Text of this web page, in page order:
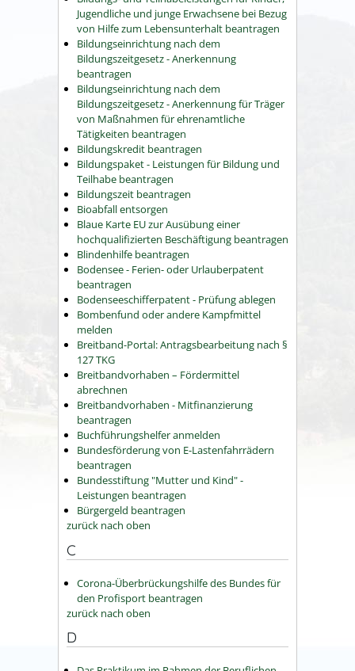
Jugendliche und junge Erwachsene bei Bezug
von Hilfe zum Lebensunterhalt beantragen
Bildungseinrichtung nach dem
Bildungszeitgesetz - Anerkennung
beantragen
Bildungseinrichtung nach dem
Bildungszeitgesetz - Anerkennung für Träger
von Maßnahmen für ehrenamtliche
Tätigkeiten beantragen
Bildungskredit beantragen
Bildungspaket - Leistungen für Bildung und
Teilhabe beantragen
Bildungszeit beantragen
Bioabfall entsorgen
Blaue Karte EU zur Ausübung einer
hochqualifizierten Beschäftigung beantragen
Blindenhilfe beantragen
Bodensee - Ferien- oder Urlauberpatent
beantragen
Bodenseeschifferpatent - Prüfung ablegen
Bombenfund oder andere Kampfmittel
melden
Breitband-Portal: Antragsbearbeitung nach §
127 TKG
Breitbandvorhaben – Fördermittel
abrechnen
Breitbandvorhaben - Mitfinanzierung
beantragen
Buchführungshelfer anmelden
Bundesförderung von E-Lastenfahrrädern
beantragen
Bundesstiftung "Mutter und Kind" -
Leistungen beantragen
Bürgergeld beantragen
zurück nach oben
C
Corona-Überbrückungshilfe des Bundes für
den Profisport beantragen
zurück nach oben
D